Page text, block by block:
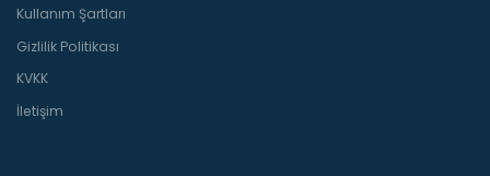
Kullanım Şartları
Gizlilik Politikası
KVKK
İletişim